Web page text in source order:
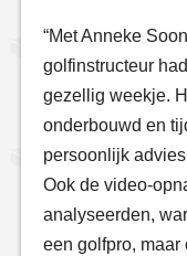
“Met Anneke
golfinstructeur
gezellig weekje.
onderbouwd en
persoonlijk
Ook de video-
analyseerden,
een golfpro, maar